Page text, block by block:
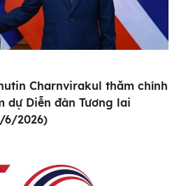
Charnvirakul thăm chính
dự Diễn đàn Tương lai
6/2026)